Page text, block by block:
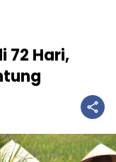
72 Hari,